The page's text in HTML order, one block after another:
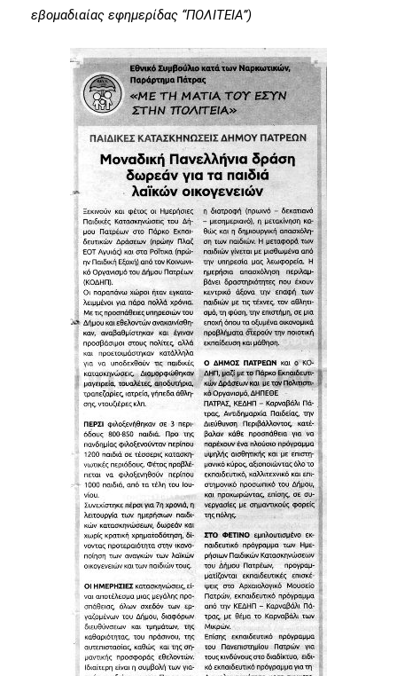
εβομαδιαίας εφημερίδας “ΠΟΛΙΤΕΙΑ”)